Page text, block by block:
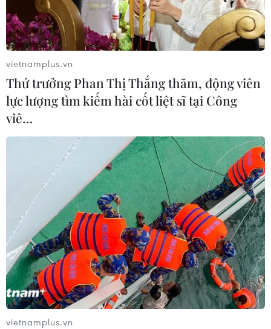
Những đội bóng nào đã vào Vòng loại thứ 3
World Cup 2026 khu vực châu Á?
27/03/2024 00:39
6 đội tuyển đã chính thức sớm vào Vòng loại thứ 3
World Cup 2026 khu vực châu Á, gồm Qatar (bảng A),
Iran, Uzbekistan (bảng E), Iraq (bảng F), UAE (bảng H)
và Australia (bảng I).
vietnamplus.vn
Thứ trưởng Phan Thị Thắng thăm, động viên
lực lượng tìm kiếm hài cốt liệt sĩ tại Công
viê…
vietnamplus.vn